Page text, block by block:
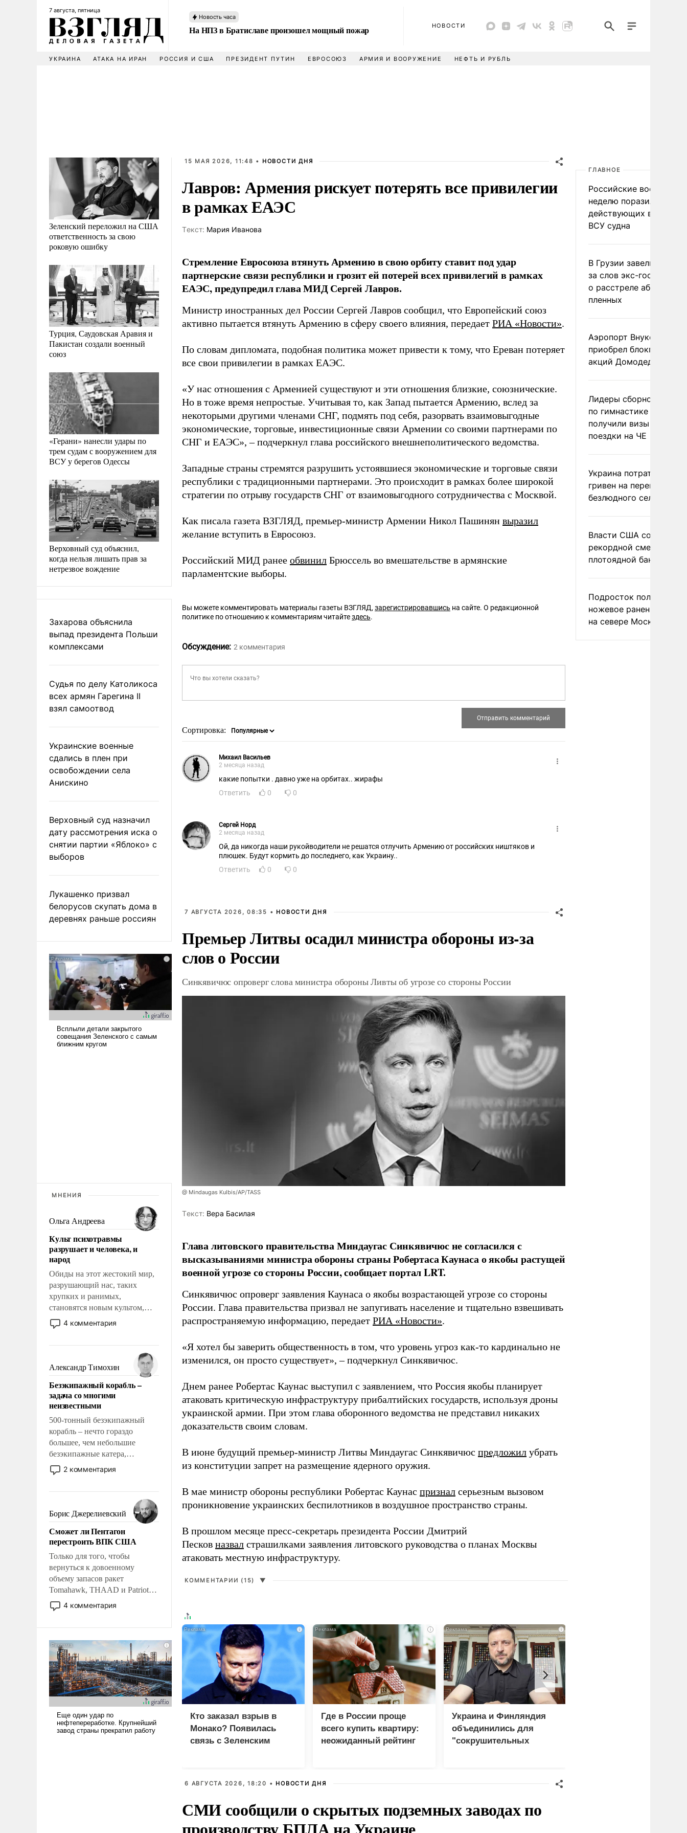
7 августа, пятница
Новость часа
На НПЗ в Братиславе произошел мощный пожар НОВОСТИ
УКРАИНА АТАКА НА ИРАН РОССИЯ И США ПРЕЗИДЕНТ ПУТИН ЕВРОСОЮЗ АРМИЯ И ВООРУЖЕНИЕ НЕФТЬ И РУБЛЬ
Зеленский переложил на США
ответственность за свою
роковую ошибку
Турция, Саудовская Аравия и
Пакистан создали военный
союз
«Герани» нанесли удары по
трем судам с вооружением для
ВСУ у берегов Одессы
Верховный суд объяснил,
когда нельзя лишать прав за
нетрезвое вождение
Захарова объяснила
выпад президента Польши
комплексами
Судья по делу Католикоса
всех армян Гарегина II
взял самоотвод
Украинские военные
сдались в плен при
освобождении села
Анискино
Верховный суд назначил
дату рассмотрения иска о
снятии партии «Яблоко» с
выборов
Лукашенко призвал
белорусов скупать дома в
деревнях раньше россиян
МНЕНИЯ
Ольга Андреева
Культ психотравмы
разрушает и человека, и
народ
Обиды на этот жестокий мир,
разрушающий нас, таких
хрупких и ранимых,
становятся новым культом,
постепенно вытесняя и
отменяя традиционное
мужественным и твердым под
ударами судьбы, брать на себя
ответственность, помогать
слабым, идти вперед и
адаптироваться.
4 комментария
Александр Тимохин
Безэкипажный корабль –
задача со многими
неизвестными
500-тонный безэкипажный
корабль – нечто гораздо
большее, чем небольшие
безэкипажные катера,
применение которых уже
стало обыденностью. Задача по
сложна и амбициозна. Однако
и ее реализация радикально
поднимет наши боевые
возможности.
2 комментария
Борис Джерелиевский
Сможет ли Пентагон
перестроить ВПК США
Только для того, чтобы
вернуться к довоенному
объему запасов ракет
Tomahawk, THAAD и Patriot
США потребуется более трех
лет. Даже небольшая война с
Сложившаяся ситуация
означает многолетний период
уязвимости США, например,
перед Китаем.
4 комментария
15 МАЯ 2026, 11:48 • НОВОСТИ ДНЯ
Лавров: Армения рискует потерять все привилегии
в рамках ЕАЭС
Tекст: Мария Иванова
Стремление Евросоюза втянуть Армению в свою орбиту ставит под удар
партнерские связи республики и грозит ей потерей всех привилегий в рамках
ЕАЭС, предупредил глава МИД Сергей Лавров.
Министр иностранных дел России Сергей Лавров сообщил, что Европейский союз
активно пытается втянуть Армению в сферу своего влияния, передает РИА «Новости».
По словам дипломата, подобная политика может привести к тому, что Ереван потеряет
все свои привилегии в рамках ЕАЭС.
«У нас отношения с Арменией существуют и эти отношения близкие, союзнические.
Но в тоже время непростые. Учитывая то, как Запад пытается Армению, вслед за
некоторыми другими членами СНГ, подмять под себя, разорвать взаимовыгодные
экономические, торговые, инвестиционные связи Армении со своими партнерами по
СНГ и ЕАЭС», – подчеркнул глава российского внешнеполитического ведомства.
Западные страны стремятся разрушить устоявшиеся экономические и торговые связи
республики с традиционными партнерами. Это происходит в рамках более широкой
стратегии по отрыву государств СНГ от взаимовыгодного сотрудничества с Москвой.
Как писала газета ВЗГЛЯД, премьер-министр Армении Никол Пашинян выразил
желание вступить в Евросоюз.
Российский МИД ранее обвинил Брюссель во вмешательстве в армянские
парламентские выборы.
Вы можете комментировать материалы газеты ВЗГЛЯД, зарегистрировавшись на сайте. О редакционной
политике по отношению к комментариям читайтездесь.
Обсуждение: 2 комментария
Сортировка:
Михаил Васильев
2 месяца назад
какие попытки . давно уже на орбитах.. жирафы
Ответить
0 0
Сергей Норд
2 месяца назад
Ой, да никогда наши рукойводители не решатся отлучить Армению от российских ништяков и
плюшек. Будут кормить до последнего, как Украину..
Ответить
0 0
7 АВГУСТА 2026, 08:35 • НОВОСТИ ДНЯ
Премьер Литвы осадил министра обороны из-за
слов о России
Синкявичюс опроверг слова министра обороны Ливты об угрозе со стороны России
@ Mindaugas Kulbis/AP/TASS
Tекст: Вера Басилая
Глава литовского правительства Миндаугас Синкявичюс не согласился с
высказываниями министра обороны страны Робертаса Каунаса о якобы растущей
военной угрозе со стороны России, сообщает портал LRT.
Синкявичюс опроверг заявления Каунаса о якобы возрастающей угрозе со стороны
России. Глава правительства призвал не запугивать население и тщательно взвешивать
распространяемую информацию, передает РИА «Новости».
«Я хотел бы заверить общественность в том, что уровень угроз как-то кардинально не
изменился, он просто существует», – подчеркнул Синкявичюс.
Днем ранее Робертас Каунас выступил с заявлением, что Россия якобы планирует
атаковать критическую инфраструктуру прибалтийских государств, используя дроны
украинской армии. При этом глава оборонного ведомства не представил никаких
доказательств своим словам.
В июне будущий премьер-министр Литвы Миндаугас Синкявичюс предложил убрать
из конституции запрет на размещение ядерного оружия.
В мае министр обороны республики Робертас Каунас признал серьезным вызовом
проникновение украинских беспилотников в воздушное пространство страны.
В прошлом месяце пресс-секретарь президента России Дмитрий
Песков назвал страшилками заявления литовского руководства о планах Москвы
атаковать местную инфраструктуру.
КОММЕНТАРИИ (15) ▼
i
Кто заказал взрыв в
Монако? Появилась
связь с Зеленским
i
Где в России проще
всего купить квартиру:
неожиданный рейтинг
i
Украина и Финляндия
объединились для
"сокрушительных
6 АВГУСТА 2026, 18:20 • НОВОСТИ ДНЯ
СМИ сообщили о скрытых подземных заводах по
ГЛАВНОЕ
Российские военные за
неделю поразили 34
действующих в
ВСУ судна
В Грузии завели дело
за слов экс-
о расстреле абхазских
пленных
Аэропорт Внуково
приобрел блокпакет
акций Домодедово
Лидеры сборной
по гимнастике не
получили визы для
поездки на ЧЕ
Украина потратила 1
гривен на
безлюдного села
Власти США сообщили
рекордной смертности
плотоядной бактерии
Подросток получил
ножевое ранение в
на севере Москвы